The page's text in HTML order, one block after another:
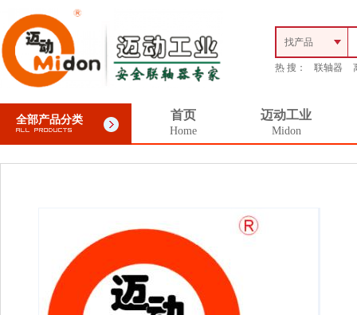
找产品
热 搜： 联轴器
全部产品分类 首页
Home
迈动工业
Midon